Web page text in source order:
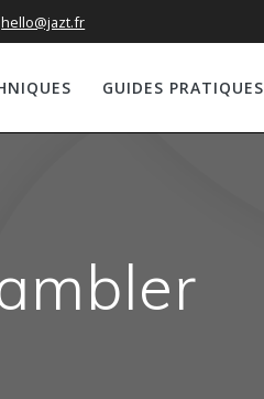
hello@jazt.fr
GUIDES PRATIQUES